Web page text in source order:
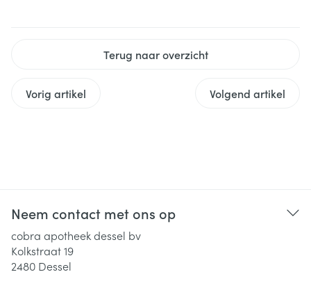
Terug naar overzicht
Vorig artikel Volgend artikel
Neem contact met ons op
cobra apotheek dessel bv
Kolkstraat 19
2480 Dessel